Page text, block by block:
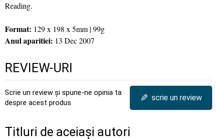
Reading.
Format: 129 x 198 x 5mm | 99g
Anul aparitiei: 13 Dec 2007
REVIEW-URI
Scrie un review și spune-ne opinia ta
despre acest produs
✎ scrie un review
Titluri de aceiași autori